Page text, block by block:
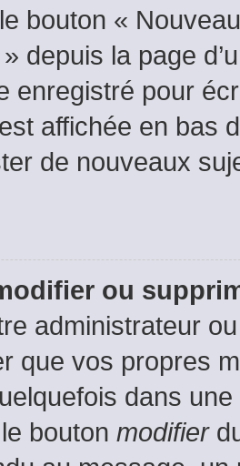
bouton «
depuis la page
enregistré pour
affichée en bas
de nouveaux
ou
administrateur
que vos propres
dans
bouton modifier